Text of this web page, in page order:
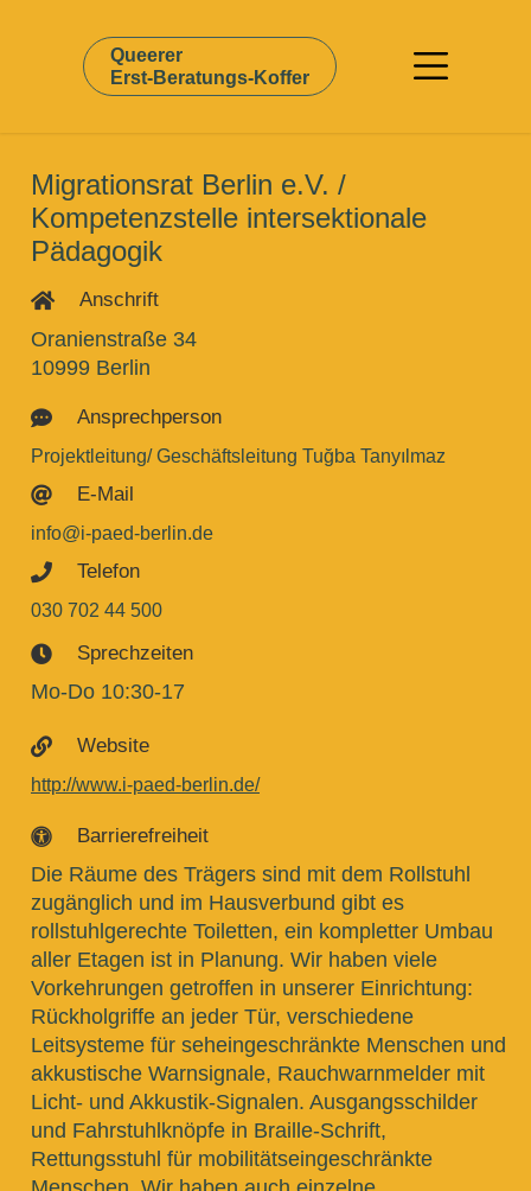
Queerer
Erst-Beratungs-Koffer
Migrationsrat Berlin e.V. /
Kompetenzstelle intersektionale
Pädagogik
 Anschrift
Oranienstraße 34
10999 Berlin
 Ansprechperson
Projektleitung/ Geschäftsleitung Tuğba Tanyılmaz
 E-Mail
info@i-paed-berlin.de
 Telefon
030 702 44 500
 Sprechzeiten
Mo-Do 10:30-17
 Website
http://www.i-paed-berlin.de/
 Barrierefreiheit
Die Räume des Trägers sind mit dem Rollstuhl
zugänglich und im Hausverbund gibt es
rollstuhlgerechte Toiletten, ein kompletter Umbau
aller Etagen ist in Planung. Wir haben viele
Vorkehrungen getroffen in unserer Einrichtung:
Rückholgriffe an jeder Tür, verschiedene
Leitsysteme für seheingeschränkte Menschen und
akkustische Warnsignale, Rauchwarnmelder mit
Licht- und Akkustik-Signalen. Ausgangsschilder
und Fahrstuhlknöpfe in Braille-Schrift,
Rettungsstuhl für mobilitätseingeschränkte